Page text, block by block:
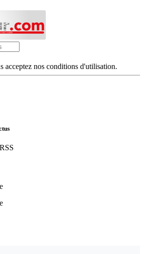
acceptez nos conditions d'utilisation.